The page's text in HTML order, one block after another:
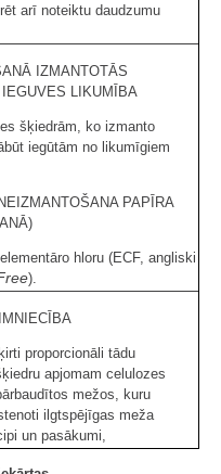
arī noteiktu daudzumu
IZMANTOTĀS
LIKUMĪBA
šķiedrām, ko izmanto
iegūtām no likumīgiem
PAPĪRA
hloru (ECF, angliski
).
proporcionāli tādu
apjomam celulozes
mežos, kuru
ilgtspējīgas meža
un pasākumi,